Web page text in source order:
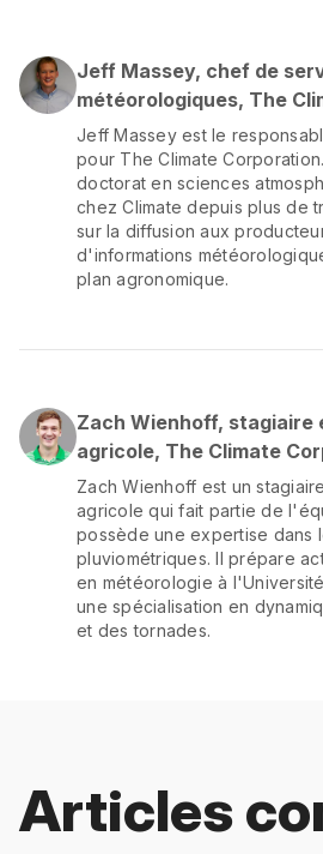
Jeff Massey, chef de
météorologiques, The
Jeff Massey est le
pour The Climate
doctorat en sciences
chez Climate depuis plus de
sur la diffusion aux
d'informations
plan agronomique.
Zach Wienhoff, stagiaire
agricole, The Climate
Zach Wienhoff est un
agricole qui fait partie de
possède une expertise dans
pluviométriques. Il prépare
en météorologie à
une spécialisation en
et des tornades.
Articles